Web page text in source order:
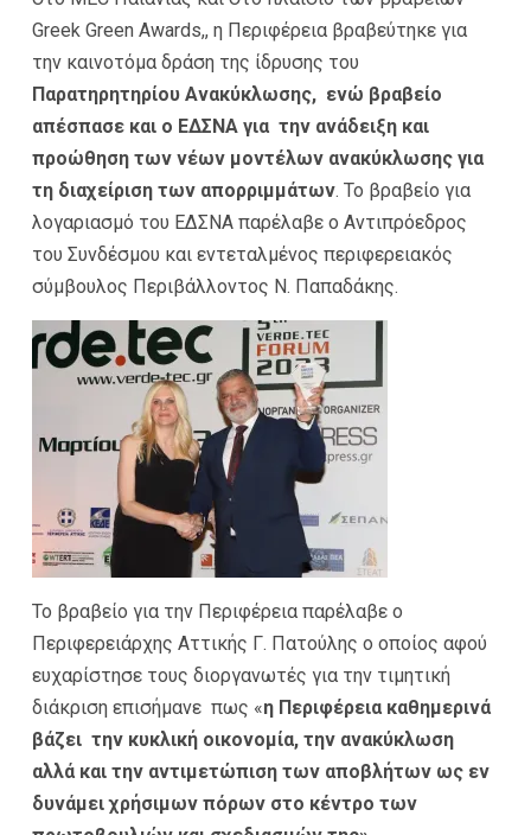
Greek Green Awards,, η Περιφέρεια βραβεύτηκε για
την καινοτόμα δράση της ίδρυσης του
Παρατηρητηρίου Ανακύκλωσης, ενώ βραβείο
απέσπασε και ο ΕΔΣΝΑ για την ανάδειξη και
προώθηση των νέων μοντέλων ανακύκλωσης για
τη διαχείριση των απορριμμάτων. Το βραβείο για
λογαριασμό του ΕΔΣΝΑ παρέλαβε ο Αντιπρόεδρος
του Συνδέσμου και εντεταλμένος περιφερειακός
σύμβουλος Περιβάλλοντος Ν. Παπαδάκης.
Το βραβείο για την Περιφέρεια παρέλαβε ο
Περιφερειάρχης Αττικής Γ. Πατούλης ο οποίος αφού
ευχαρίστησε τους διοργανωτές για την τιμητική
διάκριση επισήμανε πως «η Περιφέρεια καθημερινά
βάζει την κυκλική οικονομία, την ανακύκλωση
αλλά και την αντιμετώπιση των αποβλήτων ως εν
δυνάμει χρήσιμων πόρων στο κέντρο των